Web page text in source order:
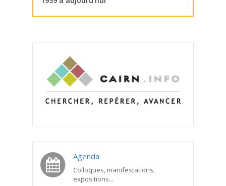
Agenda
Colloques, manifestations,
expositions...